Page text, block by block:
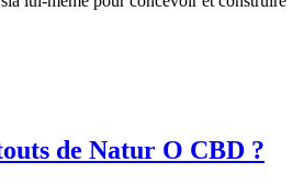
de Natur O CBD ?